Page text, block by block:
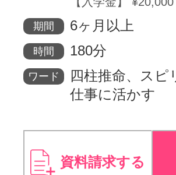
期間 6ヶ月以上
時間 180分
ワード
四柱推命、ス
仕事に活かす
資料請求する